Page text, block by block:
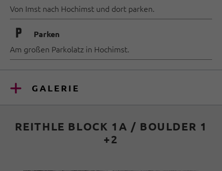
Von Imst nach Hochimst und dort parken.
🐈 Parken
Am großen Parkolatz in Hochimst.
GALERIE
REITHLE BLOCK 1A / BOULDER 1
+2